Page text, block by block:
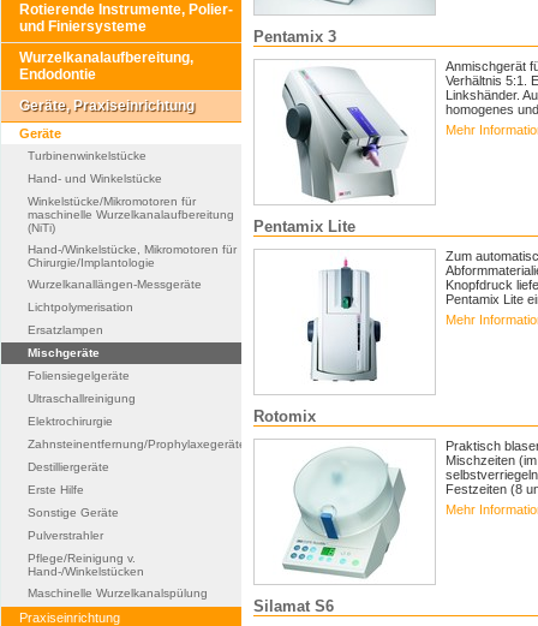
Rotierende Instrumente, Polier-
und Finiersysteme
Wurzelkanalaufbereitung,
Endodontie
Geräte, Praxiseinrichtung
Geräte
Turbinenwinkelstücke
Hand- und Winkelstücke
Winkelstücke/Mikromotoren für
maschinelle Wurzelkanalaufbereitung
(NiTi)
Hand-/Winkelstücke, Mikromotoren für
Chirurgie/Implantologie
Wurzelkanallängen-Messgeräte
Lichtpolymerisation
Ersatzlampen
Mischgeräte
Foliensiegelgeräte
Ultraschallreinigung
Elektrochirurgie
Zahnsteinentfernung/Prophylaxegeräte
Destilliergeräte
Erste Hilfe
Sonstige Geräte
Pulverstrahler
Pflege/Reinigung v.
Hand-/Winkelstücken
Maschinelle Wurzelkanalspülung
Praxiseinrichtung
Pentamix 3
Anmischgerät
Verhältnis 5:1.
Linkshänder.
homogenes
Mehr
Pentamix Lite
Zum
Knopfdruck
Pentamix Lite
Mehr
Rotomix
Praktisch
Mischzeiten
Festzeiten (8
Mehr
Silamat S6